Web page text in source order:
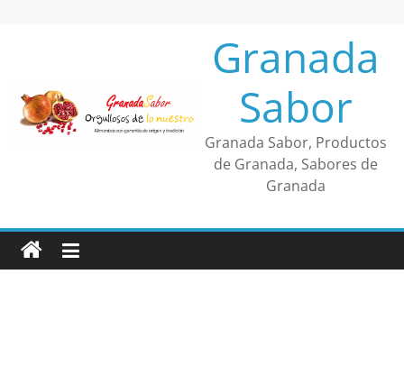
Granada
Sabor
Granada Sabor, Productos
de Granada, Sabores de
Granada